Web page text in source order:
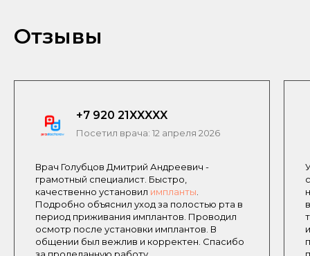
Отзывы
+7 920 21XXXXX
Посетил врача: 12 апреля 2026
Врач Голубцов Дмитрий Андреевич -
грамотный специалист. Быстро,
качественно установил импланты
Подробно объяснил уход за полостью рта в
период приживания имплантов. Проводил
осмотр после установки имплантов. В
общении был вежлив и корректен. Спасибо